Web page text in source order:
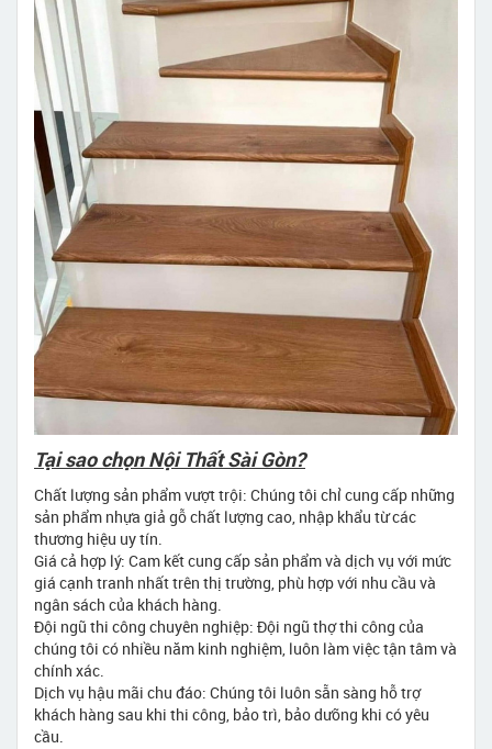
Tại sao chọn Nội Thất Sài Gòn?
Chất lượng sản phẩm vượt trội: Chúng tôi chỉ cung cấp những
sản phẩm nhựa giả gỗ chất lượng cao, nhập khẩu từ các
thương hiệu uy tín.
Giá cả hợp lý: Cam kết cung cấp sản phẩm và dịch vụ với mức
giá cạnh tranh nhất trên thị trường, phù hợp với nhu cầu và
ngân sách của khách hàng.
Đội ngũ thi công chuyên nghiệp: Đội ngũ thợ thi công của
chúng tôi có nhiều năm kinh nghiệm, luôn làm việc tận tâm và
chính xác.
Dịch vụ hậu mãi chu đáo: Chúng tôi luôn sẵn sàng hỗ trợ
khách hàng sau khi thi công, bảo trì, bảo dưỡng khi có yêu
cầu.